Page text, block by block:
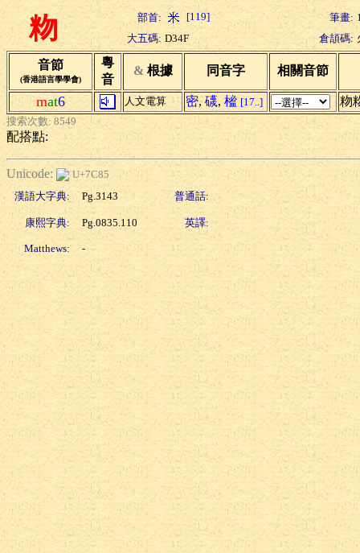
粅 部首: [119] 筆畫:
大五碼: D34F 倉頡碼:
音節
(香港語言學學會)
粵
音
& 根據 同音字 相關音節
mat6 人文電算 密, 礣, 榓 [17..] 粅
搜索次數: 8549
配搭點:
Unicode:
U+7C85
漢語大字典:
Pg.3143 普通話:
康熙字典: Pg.0835.110 英譯:
Matthews: -